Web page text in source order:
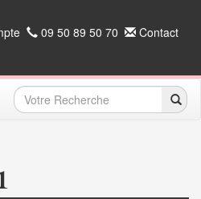
09 50 89 50 70 Contact